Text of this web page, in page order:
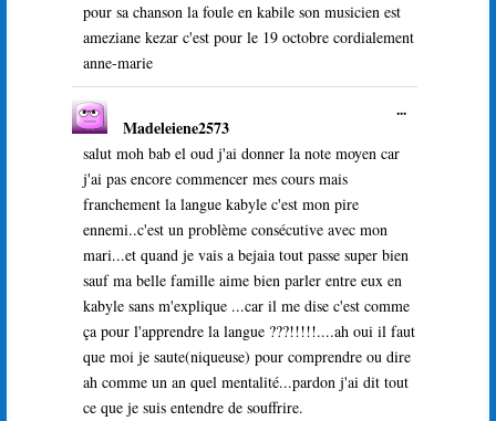
pour sa chanson la foule en kabile son musicien est
ameziane kezar c'est pour le 19 octobre cordialement
anne-marie
Madeleiene2573
salut moh bab el oud j'ai donner la note moyen car
j'ai pas encore commencer mes cours mais
franchement la langue kabyle c'est mon pire
ennemi..c'est un problème consécutive avec mon
mari...et quand je vais a bejaia tout passe super bien
sauf ma belle famille aime bien parler entre eux en
kabyle sans m'explique ...car il me dise c'est comme
ça pour l'apprendre la langue ???!!!!!....ah oui il faut
que moi je saute(niqueuse) pour comprendre ou dire
ah comme un an quel mentalité...pardon j'ai dit tout
ce que je suis entendre de souffrire.
...Ouvrir/